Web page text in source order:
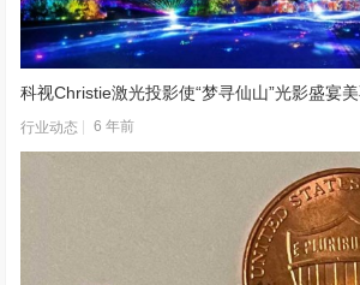
科视Christie激光投影使“梦寻仙山”光影盛宴
行业动态 6 年前